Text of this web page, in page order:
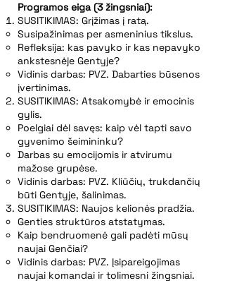
Programos eiga (3 žingsniai):
SUSITIKIMAS: Grįžimas į ratą.
Susipažinimas per asmeninius tikslus.
Refleksija: kas pavyko ir kas nepavyko
ankstesnėje Gentyje?
Vidinis darbas: PVZ. Dabarties būsenos
įvertinimas.
SUSITIKIMAS: Atsakomybė ir emocinis
gylis.
Poelgiai dėl savęs: kaip vėl tapti savo
gyvenimo šeimininku?
Darbas su emocijomis ir atvirumu
mažose grupėse.
Vidinis darbas: PVZ. Kliūčių, trukdančių
būti Gentyje, šalinimas.
SUSITIKIMAS: Naujos kelionės pradžia.
Genties struktūros atstatymas.
Kaip bendruomenė gali padėti mūsų
naujai Genčiai?
Vidinis darbas: PVZ. Įsipareigojimas
naujai komandai ir tolimesni žingsniai.